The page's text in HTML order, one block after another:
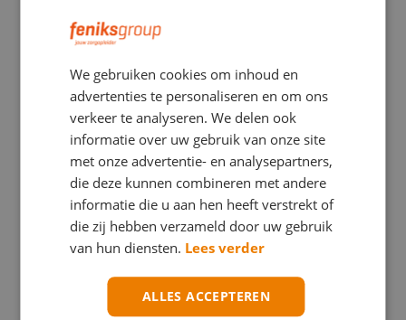
25 mei, 2023|EHBO
Delen mag, graag zelfs!
Deel dit artikel
opleidingen, of heb je een andere vraag?
Vul vrijblijvend het formulier in, dan nemen we z.s.m
We gebruiken cookies om inhoud en
advertenties te personaliseren en om ons
verkeer te analyseren. We delen ook
informatie over uw gebruik van onze site
met onze advertentie- en analysepartners,
die deze kunnen combineren met andere
informatie die u aan hen heeft verstrekt of
die zij hebben verzameld door uw gebruik
van hun diensten. Lees verder
ALLES ACCEPTEREN